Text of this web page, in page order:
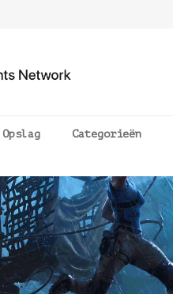
Opslag Categorieën